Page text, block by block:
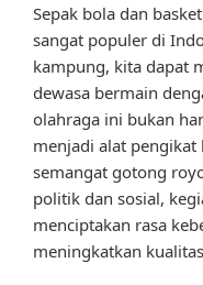
Sepak bola dan
sangat populer di
kampung, kita dapat
dewasa bermain
olahraga ini bukan
menjadi alat
semangat gotong
politik dan sosial,
menciptakan rasa
meningkatkan